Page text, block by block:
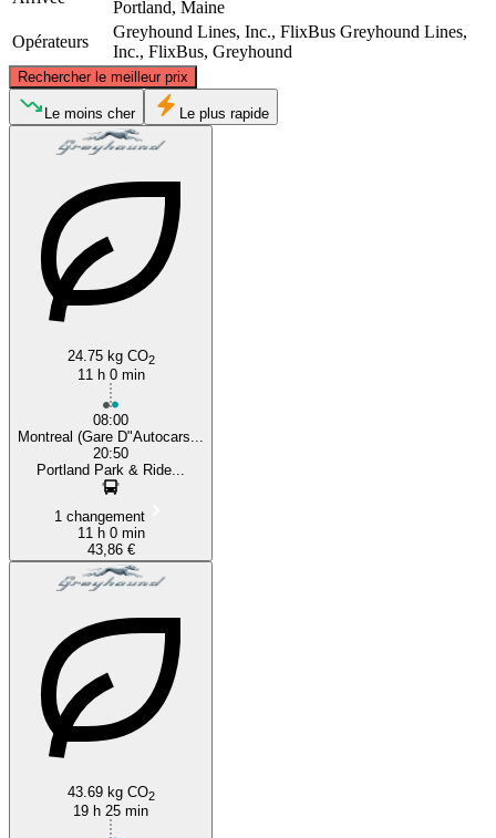
Portland, Maine
Opérateurs
Greyhound Lines, Inc., FlixBus Greyhound Lines,
Inc., FlixBus, Greyhound
Rechercher le meilleur prix
Montreal
©CARTO
Le moins cher Le plus rapide
24.75 kg CO2
11 h 0 min
08:00
Montreal (Gare D"Autocars...
20:50
Portland Park & Ride...
1 changement
11 h 0 min
43,86 €
43.69 kg CO2
19 h 25 min